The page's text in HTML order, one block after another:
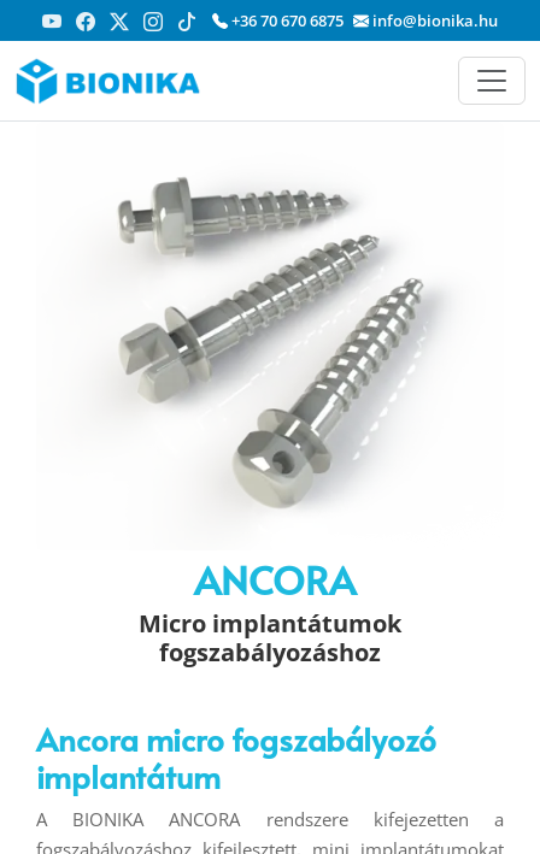
+36 70 670 6875 info@bionika.hu
ANCORA
Micro implantátumok
fogszabályozáshoz
Ancora micro fogszabályozó
implantátum
A BIONIKA ANCORA rendszere kifejezetten a
fogszabályozáshoz kifejlesztett, mini implantátumokat